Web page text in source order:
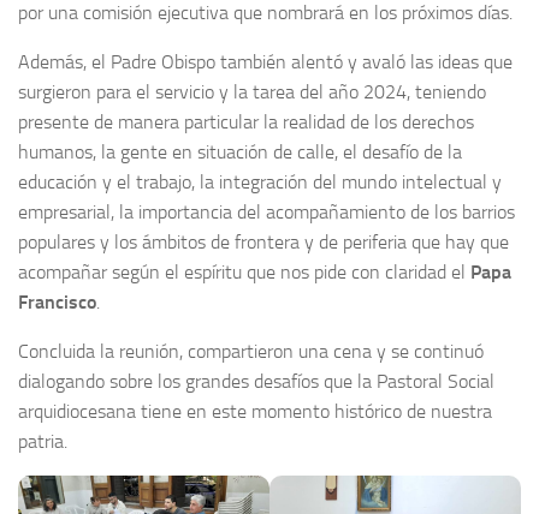
por una comisión ejecutiva que nombrará en los próximos días.
Además, el Padre Obispo también alentó y avaló las ideas que
surgieron para el servicio y la tarea del año 2024, teniendo
presente de manera particular la realidad de los derechos
humanos, la gente en situación de calle, el desafío de la
educación y el trabajo, la integración del mundo intelectual y
empresarial, la importancia del acompañamiento de los barrios
populares y los ámbitos de frontera y de periferia que hay que
acompañar según el espíritu que nos pide con claridad el Papa
Francisco.
Concluida la reunión, compartieron una cena y se continuó
dialogando sobre los grandes desafíos que la Pastoral Social
arquidiocesana tiene en este momento histórico de nuestra
patria.